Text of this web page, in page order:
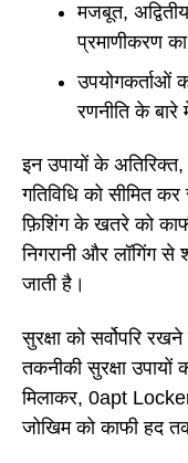
मजबूत,
प्रमाणीकरण
उपयोगकर्ताओं
रणनीति के बारे
इन उपायों के अतिरिक्त,
गतिविधि को सीमित
फ़िशिंग के खतरे को
निगरानी और लॉगिंग से
जाती है।
सुरक्षा को सर्वोपरि
तकनीकी सुरक्षा
मिलाकर, 0apt
जोखिम को काफी हद